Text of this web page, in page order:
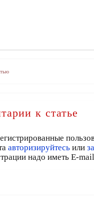
к статье
авторизируйтесьили
надо иметь E-